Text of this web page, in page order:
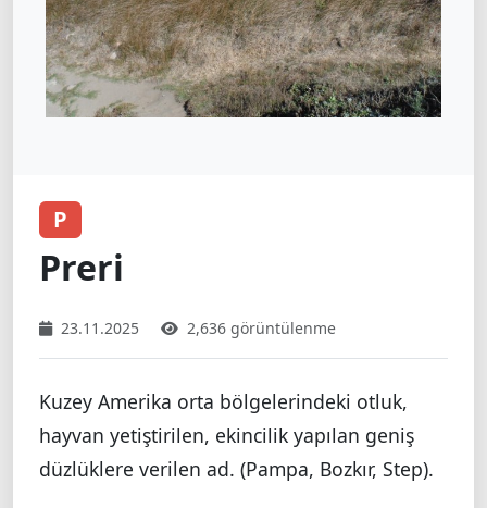
P
Preri
23.11.2025 2,636 görüntülenme
Kuzey Amerika orta bölgelerindeki otluk,
hayvan yetiştirilen, ekincilik yapılan geniş
düzlüklere verilen ad. (Pampa, Bozkır, Step).